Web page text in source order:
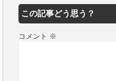
この記事どう思う？
コメント ※